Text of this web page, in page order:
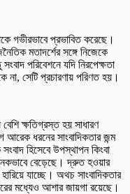
গভীরভাবে প্রভাবিত করেছে।
মতাদর্শের সঙ্গে নিজেকে
পরিবেশনে যদি নিরপেক্ষতা
না, সেটি প্রচারণায় পরিণত হয়।
ক্ষতিগ্রস্ত হয় সাধারণ
ধরনের সাংবাদিকতার জন্ম
হিসেবে উপস্থাপন কিংবা
বেড়েছে। দ্রুত হওয়ার
যাচ্ছে। অথচ সাংবাদিকতার
মধ্যেও আশার জায়গা রয়েছে।